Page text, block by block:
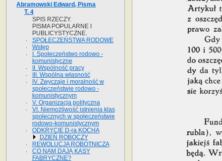
Abramowski Edward, Pisma
T. 4
SPIS RZECZY.
PISMA POPULARNE I
PUBLICYSTYCZNE.
SPOŁECZEŃSTWA RODOWE
Wstęp
I. Społeczeństwo rodowo -
komunistyczne
II. Wspólność pracy
III. Wspólna własność
IV. Zwyczaje i moralność w
społeczeństwie rodowo -
komunistycznym
V. Organizacja polityczna
VI. Niemożliwość istnienia klas
społecznych w społeczeństwie
rodowo-komunistycznym
ODKRYCIE D-ra KOCHA
DZIEŃ ROBOCZY
REWOLUCJA ROBOTNICZA
CO NAM DAJĄ KASY
FABRYCZNE?